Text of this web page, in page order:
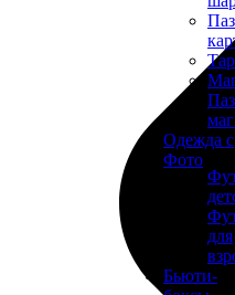
Одежда с
Фото
для
Бьюти-